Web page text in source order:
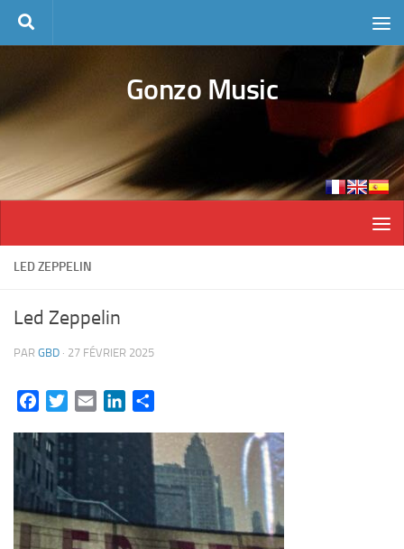
Skip to content
Gonzo Music
LED ZEPPELIN
Led Zeppelin
PAR GBD · 27 FÉVRIER 2025
FacebookTwitterEmail LinkedIn